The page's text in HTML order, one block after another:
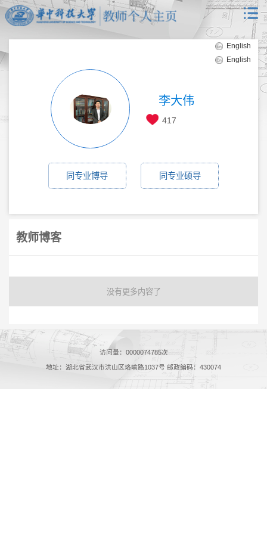
English
English
李大伟
417
同专业博导 同专业硕导
教师博客
没有更多内容了
访问量： 0000074785次
地址：湖北省武汉市洪山区珞喻路1037号 邮政编码：430074